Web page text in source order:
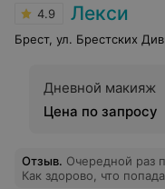
4.9 Лекси
Брест, ул. Брестских
Дневной макияж
Цена по запросу
Отзыв. Очередной раз
Как здорово, что